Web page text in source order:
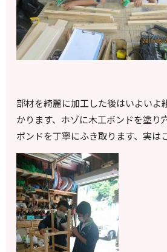
部材を綺麗に加工した後はいよいよ
かります、ホゾに木工ボンドを塗り
ボンドを丁寧にふき取ります、実は